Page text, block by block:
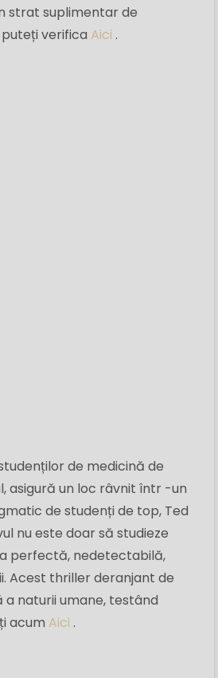
strat suplimentar de
verifica Aici .
de medicină de
asigură un loc râvnit într -un
de studenți de top, Ted
nu este doar să studieze
perfectă, nedetectabilă,
Acest thriller deranjant de
naturii umane, testând
acum Aici .